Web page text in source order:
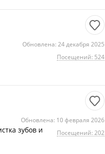
Обновлена: 24 декабря 2025
Посещений: 524
Обновлена: 10 февраля 2026
Посещений: 202
зубов и